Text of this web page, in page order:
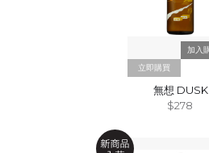
立即購買
無想 DUSK
$278